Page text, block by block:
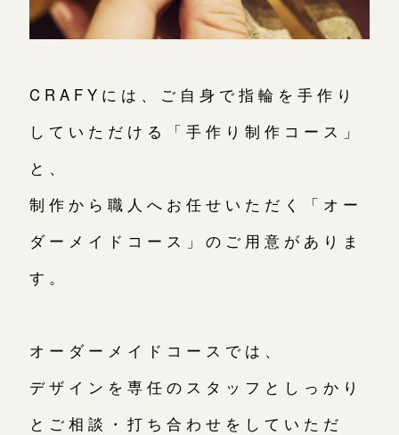
CRAFYには、ご自身で指輪を手作り
していただける「手作り制作コース」
と、
制作から職人へお任せいただく「オー
ダーメイドコース」のご用意がありま
す。
オーダーメイドコースでは、
デザインを専任のスタッフとしっかり
とご相談・打ち合わせをしていただ